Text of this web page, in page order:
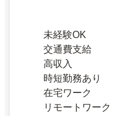
未経験OK
交通費支給
高収入
時短勤務あり
在宅ワーク
リモートワーク